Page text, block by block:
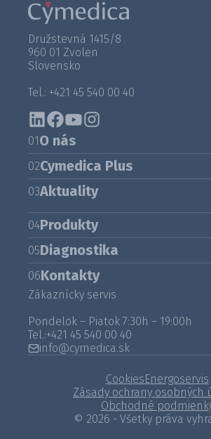
Družstevná 1415/8
960 01 Zvolen
Slovensko
Tel.: +421 45 540 00 40
01O nás
02Cymedica Plus
03Aktuality
04Produkty
05Diagnostika
06Kontakty
Zákaznícky servis
Pondelok – Piatok 7:30h – 19:00h
Tel.:+421 45 540 00 40
info@cymedica.sk
© 2026 - Všetky práva
CookiesEnergoservis
Zásady ochrany osobných
Obchodné